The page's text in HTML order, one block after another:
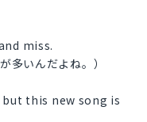
miss.
多いんだよね。）
this new song is